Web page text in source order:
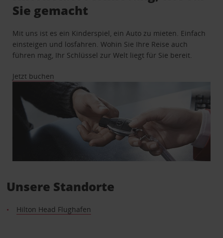
Sie gemacht
Mit uns ist es ein Kinderspiel, ein Auto zu mieten. Einfach
einsteigen und losfahren. Wohin Sie Ihre Reise auch
führen mag, Ihr Schlüssel zur Welt liegt für Sie bereit.
Jetzt buchen
Unsere Standorte
Hilton Head Flughafen